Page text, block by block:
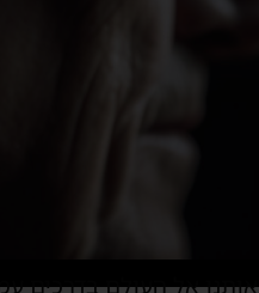
אל העולם בדרכים